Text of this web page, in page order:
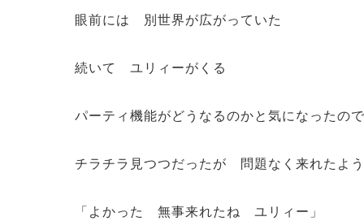
眼前には 別世界が広がっていた
続いて ユリィーがくる
パーティ機能がどうなるのかと気になったので
チラチラ見つつだったが 問題なく来れたよ
「よかった 無事来れたね ユリィー」